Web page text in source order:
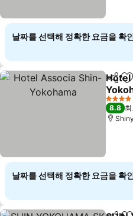
날짜를 선택해 정확한 요금을 확
공유
Hotel
요금
4 성급
8.8
날짜를 선택해 정확한 요금을 확